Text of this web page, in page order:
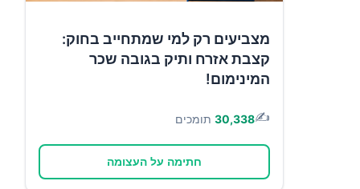
מצביעים רק למי שמתחייב בחוק:
קצבת אזרח ותיק בגובה שכר
המינימום!
✍️
30,338 תומכים
חתימה על העצומה